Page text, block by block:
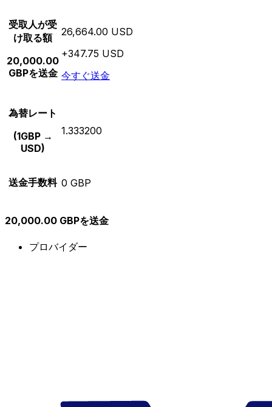
受取人が受
け取る額
20,000.00
GBPを送金
26,664.00 USD
+347.75 USD
今すぐ送金
為替レート
(1GBP →
USD)
1.333200
送金手数料 0 GBP
20,000.00 GBPを送金
プロバイダー